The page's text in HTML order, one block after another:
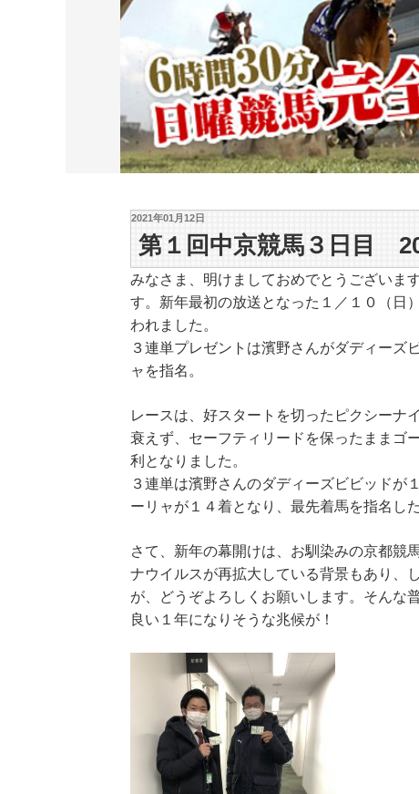
2021年01月12日
第１回中京競馬３日目
みなさま、明けましておめでとうございま
す。新年最初の放送となった１／１０（日
われました。
３連単プレゼントは濱野さんがダディーズ
ャを指名。
レースは、好スタートを切ったピクシーナ
衰えず、セーフティリードを保ったままゴ
利となりました。
３連単は濱野さんのダディーズビビッドが
ーリャが１４着となり、最先着馬を指名し
さて、新年の幕開けは、お馴染みの京都競
ナウイルスが再拡大している背景もあり、
が、どうぞよろしくお願いします。そんな
良い１年になりそうな兆候が！